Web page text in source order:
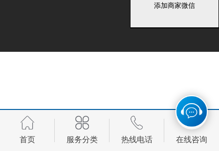
首页 服务分类 热线电话 在线咨询
添加商家微信